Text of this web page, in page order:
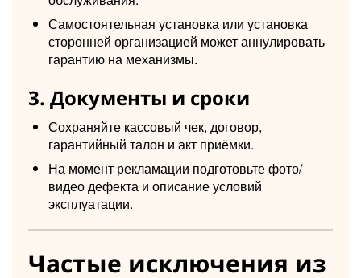
Самостоятельная установка или установка
сторонней организацией может аннулировать
гарантию на механизмы.
3. Документы и сроки
Сохраняйте кассовый чек, договор,
гарантийный талон и акт приёмки.
На момент рекламации подготовьте фото/
видео дефекта и описание условий
эксплуатации.
Частые исключения из